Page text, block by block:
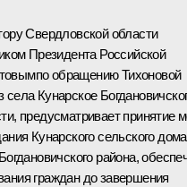
Свердловской области
Президента Российской
обращению Тихоновой
Кунарское
предусматривает принятие
Кунарского сельского дома
района,
граждан до завершения